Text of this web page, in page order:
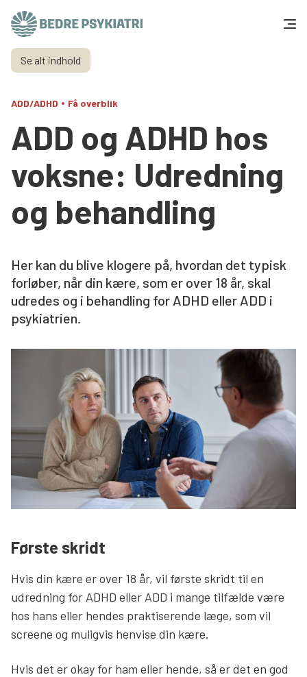
Skip to content
Få hjælp
Tal og fakta
Om os
Vær med
Presse og politik
Støt os
Søg
Se alt indhold
ADD/ADHD • Få overblik
ADD og ADHD hos
voksne: Udredning
og behandling
Her kan du blive klogere på, hvordan det typisk
forløber, når din kære, som er over 18 år, skal
udredes og i behandling for ADHD eller ADD i
psykiatrien.
Første skridt
Hvis din kære er over 18 år, vil første skridt til en
udredning for ADHD eller ADD i mange tilfælde være
hos hans eller hendes praktiserende læge, som vil
screene og muligvis henvise din kære.
Hvis det er okay for ham eller hende, så er det en god